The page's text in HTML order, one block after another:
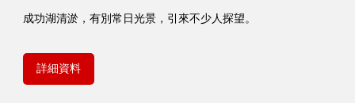
成功湖清淤，有別常日光景，引來不少人探望。
詳細資料